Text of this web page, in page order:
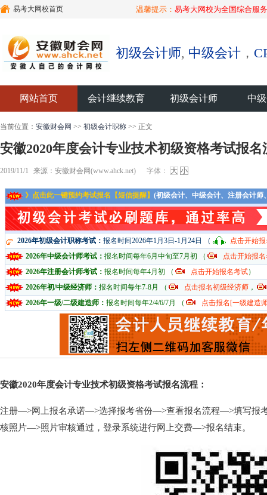
易考大网校首页 温馨提示： 易考大网校为全国综合服
初级会计师, 中级会计 ，
网站首页 会计继续教育 初级会计师 中
当前位置： 安徽财会网 >> 初级会计职称 >> 正文
安徽2020年度会计专业技术初级资格考试报名
2019/11/1 来源：安徽财会网(www.ahck.net) 字体： 大 小
》点击此一键预约考试报名【短信提醒】 (初级会计、中级会计、注册会计
2026年初级会计职称考试： 报名时间2026年1月3日-1月24日 （
点击开始
2026年中级会计师考试： 报名时间每年6月中旬至7月初 （
点击开始报
2026年注册会计师考试： 报名时间每年4月初 （ 点击开始报名考试）
2026年初/中级经济师： 报名时间每年7-8月 （ 点击报名初级经济师 ，
2026年一级/二级建造师： 报名时间每年2/4/6/7月 （ 点击报名[一级建造
安徽2020年度会计专业技术初级资格考试报名流程：
注册—>网上报名承诺—>选择报考省份—>查看报名流程—>填写报
核照片—>照片审核通过，登录系统进行网上交费—>报名结束。